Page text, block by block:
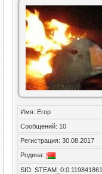
Имя: Егор
Сообщений: 10
Регистрация: 30.08.2017
Родина:
SID: STEAM_0:0:119841861